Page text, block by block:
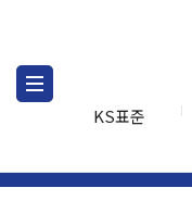
KS표준